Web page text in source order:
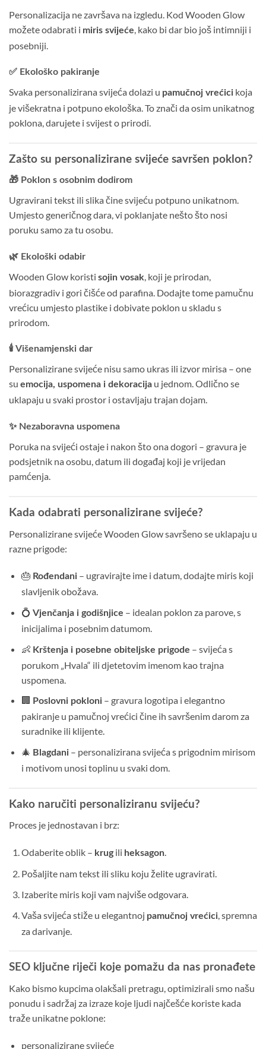
Personalizacija ne završava na izgledu. Kod Wooden Glow
možete odabrati i miris svijeće , kako bi dar bio još intimniji i
posebniji.
✅ Ekološko pakiranje
Svaka personalizirana svijeća dolazi u pamučnoj vrećici koja
je višekratna i potpuno ekološka. To znači da osim unikatnog
poklona, darujete i svijest o prirodi.
Zašto su personalizirane svijeće savršen poklon?
🎁 Poklon s osobnim dodirom
Ugravirani tekst ili slika čine svijeću potpuno unikatnom.
Umjesto generičnog dara, vi poklanjate nešto što nosi
poruku samo za tu osobu.
🌿 Ekološki odabir
Wooden Glow koristi sojin vosak , koji je prirodan,
biorazgradiv i gori čišće od parafina. Dodajte tome pamučnu
vrećicu umjesto plastike i dobivate poklon u skladu s
prirodom.
🕯️ Višenamjenski dar
Personalizirane svijeće nisu samo ukras ili izvor mirisa – one
su emocija, uspomena i dekoracija u jednom. Odlično se
uklapaju u svaki prostor i ostavljaju trajan dojam.
✨ Nezaboravna uspomena
Poruka na svijeći ostaje i nakon što ona dogori – gravura je
podsjetnik na osobu, datum ili događaj koji je vrijedan
pamćenja.
Kada odabrati personalizirane svijeće?
Personalizirane svijeće Wooden Glow savršeno se uklapaju u
razne prigode:
🎂 Rođendani– ugravirajte ime i datum, dodajte miris koji
slavljenik obožava.
💍 Vjenčanja i godišnjice – idealan poklon za parove, s
inicijalima i posebnim datumom.
👶 Krštenja i posebne obiteljske prigode – svijeća s
porukom „Hvala“ ili djetetovim imenom kao trajna
uspomena.
🏢 Poslovni pokloni– gravura logotipa i elegantno
pakiranje u pamučnoj vrećici čine ih savršenim darom za
suradnike ili klijente.
🎄 Blagdani– personalizirana svijeća s prigodnim mirisom
i motivom unosi toplinu u svaki dom.
Kako naručiti personaliziranu svijeću?
Proces je jednostavan i brz:
Odaberite oblik – krugili heksagon.
Pošaljite nam tekst ili sliku koju želite ugravirati.
Izaberite miris koji vam najviše odgovara.
Vaša svijeća stiže u elegantnoj pamučnoj vrećici, spremna
za darivanje.
SEO ključne riječi koje pomažu da nas pronađete
Kako bismo kupcima olakšali pretragu, optimizirali smo našu
ponudu i sadržaj za izraze koje ljudi najčešće koriste kada
traže unikatne poklone:
personalizirane svijeće